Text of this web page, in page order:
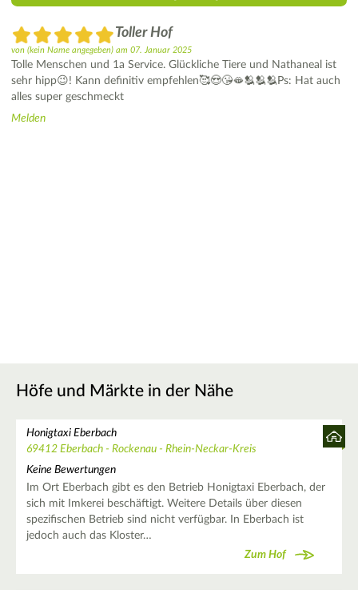
Toller Hof
von (kein Name angegeben) am 07. Januar 2025
Tolle Menschen und 1a Service. Glückliche Tiere und Nathaneal ist
sehr hipp😉! Kann definitiv empfehlen🥰😍😘🫦🫂🫂🫂Ps: Hat auch
alles super geschmeckt
Melden
Höfe und Märkte in der Nähe
Honigtaxi Eberbach
69412 Eberbach - Rockenau - Rhein-Neckar-Kreis
Keine Bewertungen
Im Ort Eberbach gibt es den Betrieb Honigtaxi Eberbach, der
sich mit Imkerei beschäftigt. Weitere Details über diesen
spezifischen Betrieb sind nicht verfügbar. In Eberbach ist
jedoch auch das Kloster…
Zum Hof